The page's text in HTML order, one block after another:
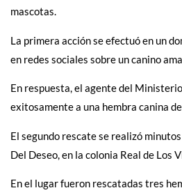
mascotas.
La primera acción se efectuó en un
en redes sociales sobre un canino
En respuesta, el agente del
exitosamente a una hembra canina
El segundo rescate se realizó
Del Deseo, en la colonia Real de Los
En el lugar fueron rescatadas tres